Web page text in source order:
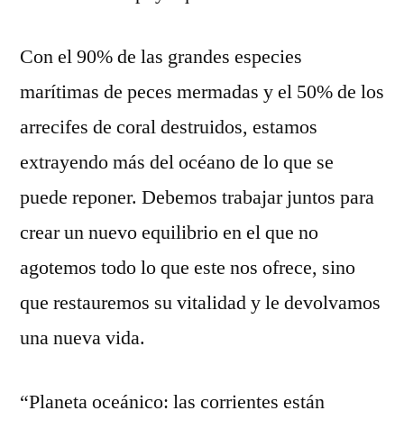
Con el 90% de las grandes especies
marítimas de peces mermadas y el 50% de los
arrecifes de coral destruidos, estamos
extrayendo más del océano de lo que se
puede reponer. Debemos trabajar juntos para
crear un nuevo equilibrio en el que no
agotemos todo lo que este nos ofrece, sino
que restauremos su vitalidad y le devolvamos
una nueva vida.
“Planeta oceánico: las corrientes están